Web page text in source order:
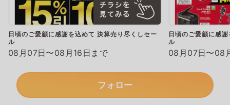
日頃のご愛顧に感謝を込めて 決算売り尽くしセー
ル
08月07日〜08月16日まで
日頃のご愛顧に感
ル
08月07日〜08
フォロー